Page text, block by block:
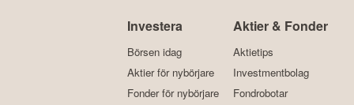
Investera
Börsen idag
Aktier för nybörjare
Fonder för nybörjare
Aktier & Fonder
Aktietips
Investmentbolag
Fondrobotar